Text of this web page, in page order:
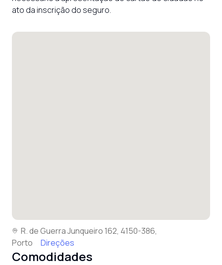
ato da inscrição do seguro.
R. de Guerra Junqueiro 162, 4150-386,
Porto
Direções
Comodidades